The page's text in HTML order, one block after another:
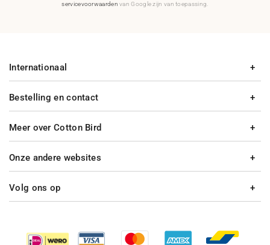
servicevoorwaarden van Google zijn van toepassing.
Bestelling en contact
Meer over Cotton Bird
Internationaal
Onze andere websites
Volg ons op